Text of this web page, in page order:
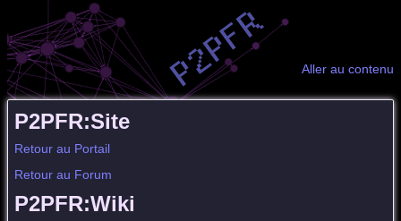
Aller au contenu
P2PFR:Site
Retour au Portail
Retour au Forum
P2PFR:Wiki